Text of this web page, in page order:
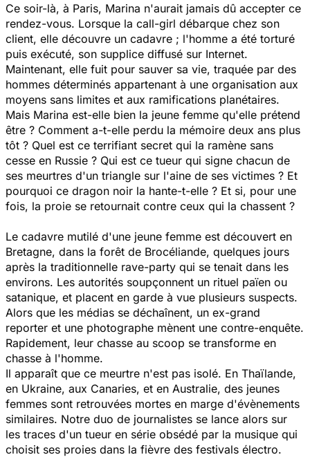
Ce soir-là, à Paris, Marina n'aurait jamais dû accepter ce
rendez-vous. Lorsque la call-girl débarque chez son
client, elle découvre un cadavre ; l'homme a été torturé
puis exécuté, son supplice diffusé sur Internet.
Maintenant, elle fuit pour sauver sa vie, traquée par des
hommes déterminés appartenant à une organisation aux
moyens sans limites et aux ramifications planétaires.
Mais Marina est-elle bien la jeune femme qu'elle prétend
être ? Comment a-t-elle perdu la mémoire deux ans plus
tôt ? Quel est ce terrifiant secret qui la ramène sans
cesse en Russie ? Qui est ce tueur qui signe chacun de
ses meurtres d'un triangle sur l'aine de ses victimes ? Et
pourquoi ce dragon noir la hante-t-elle ? Et si, pour une
fois, la proie se retournait contre ceux qui la chassent ?
Le cadavre mutilé d'une jeune femme est découvert en
Bretagne, dans la forêt de Brocéliande, quelques jours
après la traditionnelle rave-party qui se tenait dans les
environs. Les autorités soupçonnent un rituel païen ou
satanique, et placent en garde à vue plusieurs suspects.
Alors que les médias se déchaînent, un ex-grand
reporter et une photographe mènent une contre-enquête.
Rapidement, leur chasse au scoop se transforme en
chasse à l'homme.
Il apparaît que ce meurtre n'est pas isolé. En Thaïlande,
en Ukraine, aux Canaries, et en Australie, des jeunes
femmes sont retrouvées mortes en marge d'évènements
similaires. Notre duo de journalistes se lance alors sur
les traces d'un tueur en série obsédé par la musique qui
choisit ses proies dans la fièvre des festivals électro.